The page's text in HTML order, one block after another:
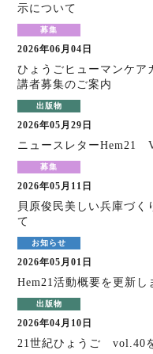
示について
2026年06月04日
ひょうごヒューマンケア
講者募集のご案内
2026年05月29日
ニュースレターHem21
2026年05月11日
貝原俊民美しい兵庫づ
て
2026年05月01日
Hem21活動概要を更新し
2026年04月10日
21世紀ひょうご vol.40